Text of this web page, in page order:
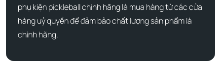
Chiều cao tròng kính:42 mm
Chiều rộng tròng kính:
Chiều dài càng kính (gọng):140 mm
phụ kiện pickleball chính hãng là mua hàng từ các cửa
hàng uỷ quyền để đảm bảo chất lượng sản phẩm là
chính hãng.